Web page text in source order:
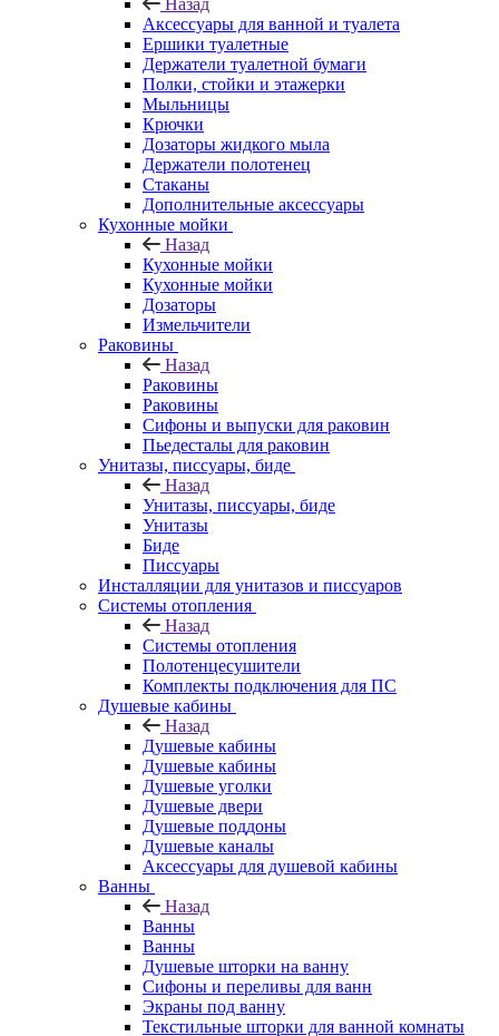
Назад
Аксессуары для ванной и туалета
Ершики туалетные
Держатели туалетной бумаги
Полки, стойки и этажерки
Мыльницы
Крючки
Дозаторы жидкого мыла
Держатели полотенец
Стаканы
Дополнительные аксессуары
Кухонные мойки
Назад
Кухонные мойки
Кухонные мойки
Дозаторы
Измельчители
Раковины
Назад
Раковины
Раковины
Сифоны и выпуски для раковин
Пьедесталы для раковин
Унитазы, писсуары, биде
Назад
Унитазы, писсуары, биде
Унитазы
Биде
Писсуары
Инсталляции для унитазов и писсуаров
Системы отопления
Назад
Системы отопления
Полотенцесушители
Комплекты подключения для ПС
Душевые кабины
Назад
Душевые кабины
Душевые кабины
Душевые уголки
Душевые двери
Душевые поддоны
Душевые каналы
Аксессуары для душевой кабины
Ванны
Назад
Ванны
Ванны
Душевые шторки на ванну
Сифоны и переливы для ванн
Экраны под ванну
Текстильные шторки для ванной комнаты